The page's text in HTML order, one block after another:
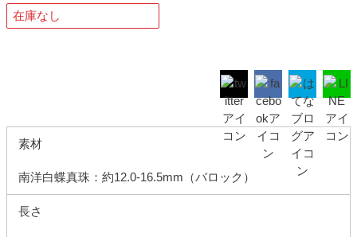
在庫なし
素材
南洋白蝶真珠：約12.0-16.5mm（バロック）
長さ